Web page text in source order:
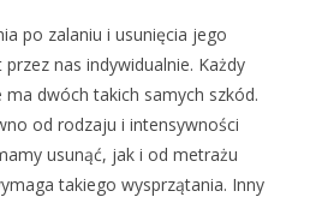
po zalaniu i usunięcia jego
nas indywidualnie. Każdy
dwóch takich samych szkód.
od rodzaju i intensywności
usunąć, jak i od metrażu
takiego wysprzątania. Inny